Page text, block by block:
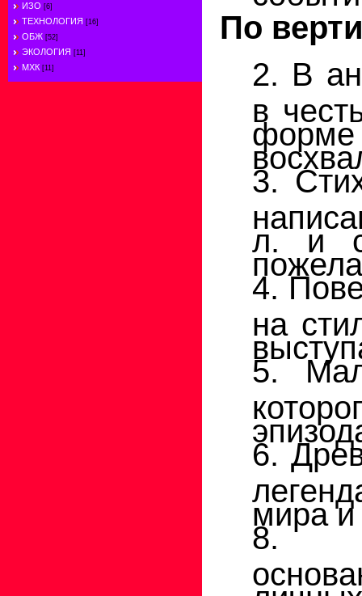
ИЗО [6]
ТЕХНОЛОГИЯ [16]
ОБЖ [52]
ЭКОЛОГИЯ [11]
МХК [11]
По
2. В
в
3.
л. и
4.
на
5.
6.
мира и
8.